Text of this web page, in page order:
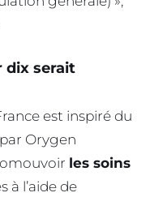
dix serait
est inspiré du
Orygen
les soins
à l’aide de